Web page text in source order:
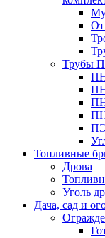
Трубы
Топливные
Дрова
Уголь
Дача, сад и